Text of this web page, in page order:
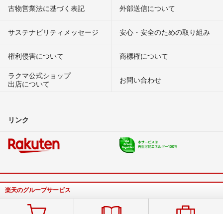
古物営業法に基づく表記 外部送信について
サステナビリティメッセージ 安心・安全のための取り組み
権利侵害について
商標権について
ラクマ公式ショップ
出店について
お問い合わせ
リンク
楽天のグループサービス